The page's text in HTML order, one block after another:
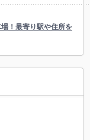
！最寄り駅や住所を